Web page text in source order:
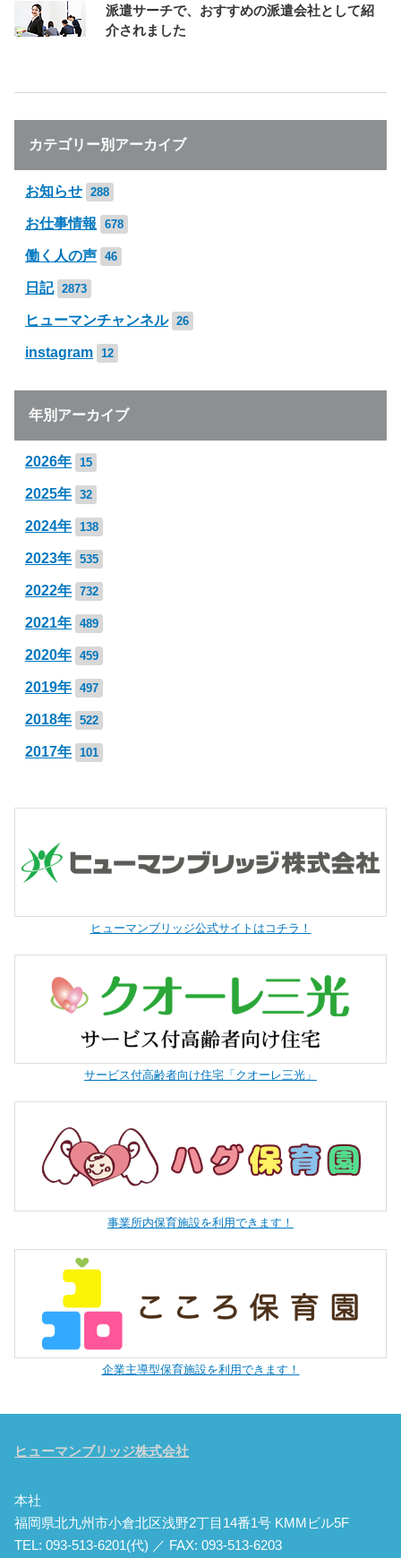
派遣サーチで、おすすめの派遣会社として紹
介されました
カテゴリー別アーカイブ
お知らせ 288
お仕事情報 678
働く人の声 46
日記 2873
ヒューマンチャンネル 26
instagram 12
年別アーカイブ
2026年 15
2025年 32
2024年 138
2023年 535
2022年 732
2021年 489
2020年 459
2019年 497
2018年 522
2017年 101
ヒューマンブリッジ公式サイトはコチラ！
サービス付高齢者向け住宅「クオーレ三光」
事業所内保育施設を利用できます！
企業主導型保育施設を利用できます！
ヒューマンブリッジ株式会社
本社
福岡県北九州市小倉北区浅野2丁目14番1号 KMMビル5F
TEL: 093-513-6201(代) ／ FAX: 093-513-6203